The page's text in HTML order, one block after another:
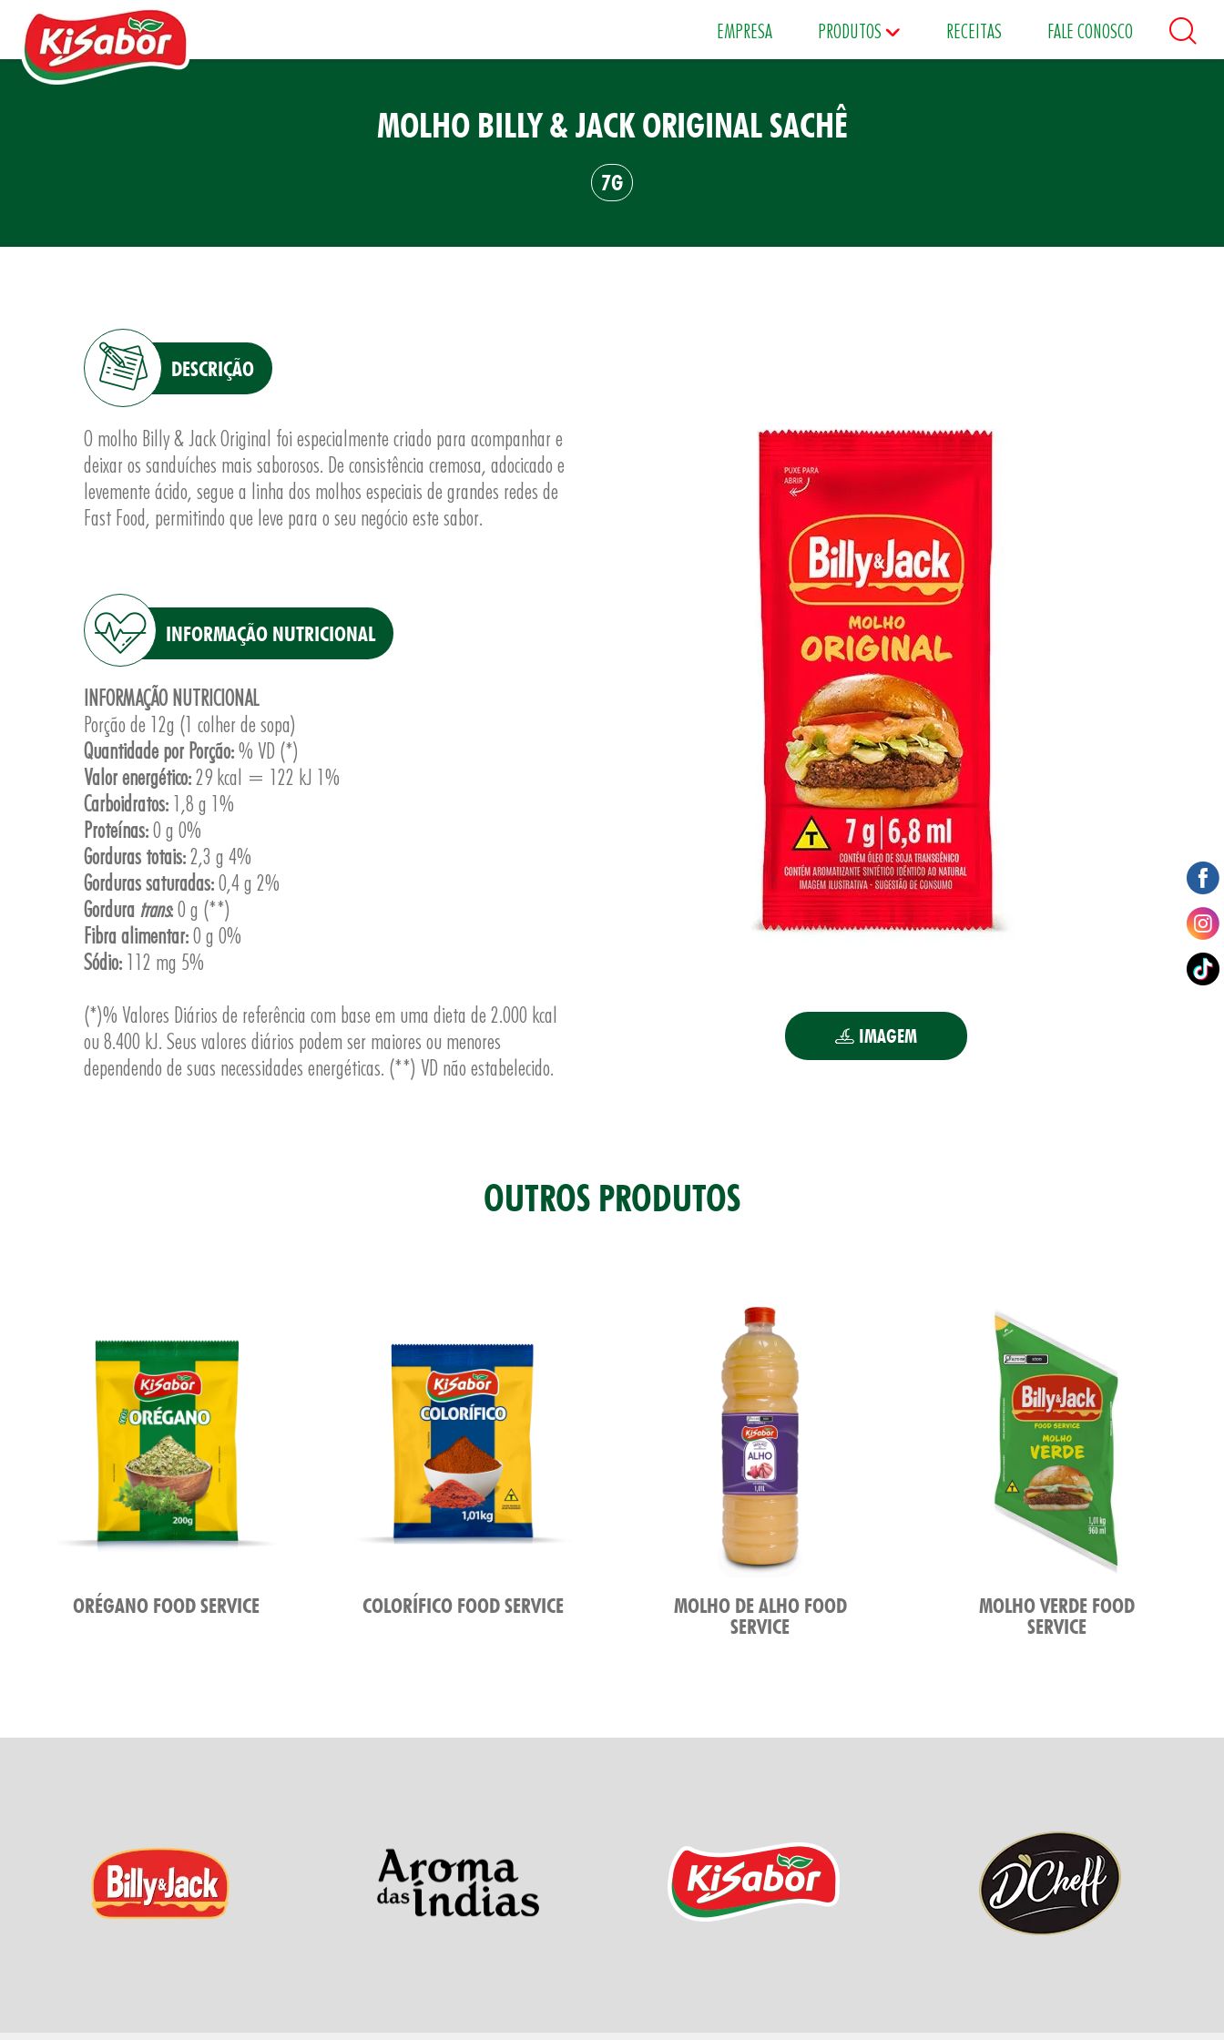
EMPRESA PRODUTOS
Especiarias
Molhos Pipocas
RECEITAS FALE CONOSCO
MOLHO BILLY & JACK ORIGINAL SACHÊ
7G
DESCRIÇÃO
O molho Billy & Jack Original foi especialmente criado para acompanhar e
deixar os sanduíches mais saborosos. De consistência cremosa, adocicado e
levemente ácido, segue a linha dos molhos especiais de grandes redes de
Fast Food, permitindo que leve para o seu negócio este sabor.
INFORMAÇÃO NUTRICIONAL
INFORMAÇÃO NUTRICIONAL
Porção de 12g (1 colher de sopa)
Quantidade por Porção:% VD (*)
Valor energético:29 kcal = 122 kJ 1%
Carboidratos: 1,8 g 1%
Proteínas:0 g 0%
Gorduras totais:2,3 g 4%
Gorduras saturadas:0,4 g 2%
Gordura trans:0 g (**)
Fibra alimentar:0 g 0%
Sódio: 112 mg 5%
(*)% Valores Diários de referência com base em uma dieta de 2.000 kcal
ou 8.400 kJ. Seus valores diários podem ser maiores ou menores
dependendo de suas necessidades energéticas. (**) VD não estabelecido.
IMAGEM
OUTROS PRODUTOS
ORÉGANO FOOD SERVICE COLORÍFICO FOOD SERVICE
MOLHO DE ALHO FOOD
SERVICE
MOLHO VERDE FOOD
SERVICE